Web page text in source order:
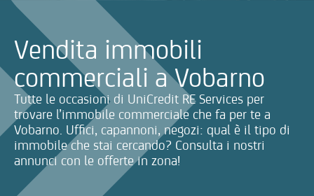
Vendita immobili
commerciali a Vobarno
Tutte le occasioni di UniCredit RE Services per
trovare l’immobile commerciale che fa per te a
Vobarno. Uffici, capannoni, negozi: qual è il tipo di
immobile che stai cercando? Consulta i nostri
annunci con le offerte in zona!